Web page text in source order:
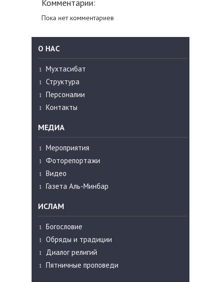
Комментарии:
Пока нет комментариев
О НАС
Мухтасибат
Структура
Персоналии
Контакты
МЕДИА
Мероприятия
Фоторепортажи
Видео
Газета Аль-Минбар
ИСЛАМ
Богословие
Обряды и традиции
Диалог религий
Пятничные проповеди